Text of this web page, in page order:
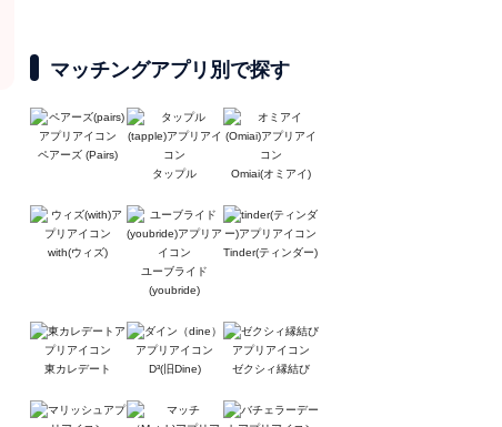
マッチングアプリ別で探す
ペアーズ (Pairs)
タップル
Omiai(オミアイ)
with(ウィズ)
ユーブライド
(youbride)
Tinder(ティンダー)
東カレデート D³(旧Dine) ゼクシィ縁結び